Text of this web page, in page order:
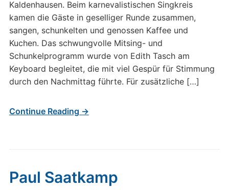
Kaldenhausen. Beim karnevalistischen Singkreis
kamen die Gäste in geselliger Runde zusammen,
sangen, schunkelten und genossen Kaffee und
Kuchen. Das schwungvolle Mitsing- und
Schunkelprogramm wurde von Edith Tasch am
Keyboard begleitet, die mit viel Gespür für Stimmung
durch den Nachmittag führte. Für zusätzliche […]
Continue Reading →
Paul Saatkamp